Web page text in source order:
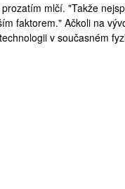
mlčí. "Takže
faktorem." Ačkoli na
technologii v současném